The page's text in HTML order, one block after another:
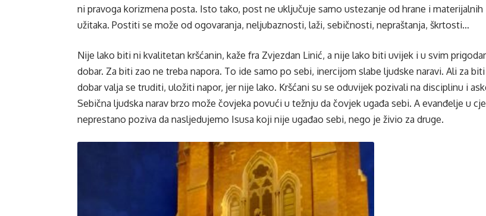
ni pravoga korizmena posta. Isto tako, post ne uključuje samo ustezanje od hrane i materijalnih
užitaka. Postiti se može od ogovaranja, neljubaznosti, laži, sebičnosti, nepraštanja, škrtosti…
Nije lako biti ni kvalitetan kršćanin, kaže fra Zvjezdan Linić, a nije lako biti uvijek i u svim
dobar. Za biti zao ne treba napora. To ide samo po sebi, inercijom slabe ljudske naravi. Ali za biti
dobar valja se truditi, uložiti napor, jer nije lako. Kršćani su se oduvijek pozivali na disciplinu i
Sebična ljudska narav brzo može čovjeka povući u težnju da čovjek ugađa sebi. A evanđelje u
neprestano poziva da nasljedujemo Isusa koji nije ugađao sebi, nego je živio za druge.